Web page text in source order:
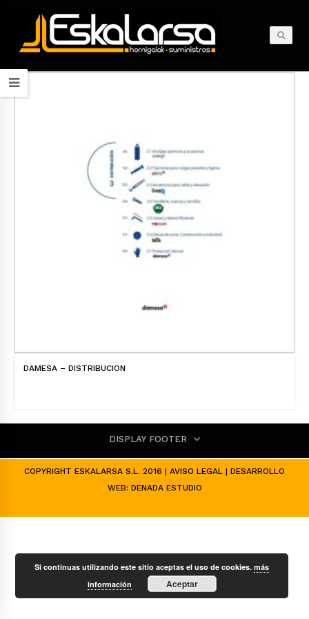
DAMESA – DISTRIBUCION
DISPLAY FOOTER
COPYRIGHT ESKALARSA S.L. 2016 | AVISO LEGAL | DESARROLLO
WEB: DENADA ESTUDIO
Si continuas utilizando este sitio aceptas el uso de cookies.más
información
Aceptar